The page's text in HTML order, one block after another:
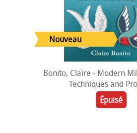
Bonito, Claire - Modern
Techniques and
Épuisé